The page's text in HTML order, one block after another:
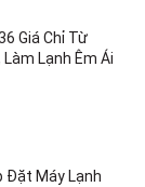
Giá Chỉ Từ
Lạnh Êm Ái
Đặt Máy Lạnh